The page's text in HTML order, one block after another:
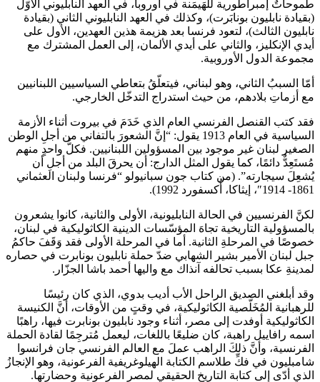
طموحاتٌ إمبراطورية للهَيمَنة في أوروبا، في العهد النابليوني الأوّل
(بقيادة نابليون بونابَرت)، وكذلك في العهد النابليوني الثاني (بقيادة
نابليون الثالث)، لتعود فرنسا بعد هزيمة هذين العهدين، الأول على
أيدي الإنكليز، والثاني على أيدي الألمان، إلى العمل المشترك مع
مجموعة الدول الأوروبية.
أمّا السببُ الثاني، وهو لبناني، فيتعلّقُ بتعاطي السياسيين اللبنانيين
مع أزماتِ بلادهم، من حيث استدراج التدخّل الخارجي.
فقد كتب القنصل الفرنسي العام الذي خَدَمَ في بيروت أثناء الأزمة
السياسية في العام 1913 يقول: “إنَّ الشعورَ بالتفاني من أجلِ الوطن
الصغير لبنان غير موجود بين المسؤولين اللبنانيين. فكلُّ واحدٍ منهم
مُستَعِدٌّ دائمًا، كما يقول المثل الدارج: أن يحرقَ البلد من أجلِ أن
يُشعِلَ سيجارته”. (من كتاب جون سبانيولو “فرنسا ولبنان العثماني
1861- 1914″، إيثاكا، أُكسفورد 1992).
لكنَّ الفرنسيين في الحالة النابليونية، الأولى والثانية، كانوا يشعرون
بالمسؤولية التاريخية تجاهَ المؤسّسات الدينية الكاثوليكية في لبنان،
خصوصًا في المرحلةِ الثانية. أما في المرحلة الأولى فقد وَقَفَ حاكمُ
جبل لبنان الأمير بشير الشهابي ضدّ حملة نابليون بونابرت في حصاره
لمدينةِ عكا بسبب تحالفه آنذاك مع واليها أحمد باشا الجزّار.
وقد أبلغني الصديق الراحل الأب أديب بدوي، الذي كان رئيسًا
للرهبانية المُخَلّصية الكاثوليكية، في وقتٍ من الأوقات، أنَّ الكنيسة
الكاثوليكية أوفدت إلى مصر، أثناء وجود نابليون بونابرت فيها، راهبًا
اسمه رافاييل راهبة، كان ضليعًا باللغات، ليعمل مُترجِمًا لقادة الحملة
الفرنسية، وأنَّ ذلكَ الراهب عملَ مع العالم الفرنسي جان فرانسوا
شامبليون في فكِّ طلاسم الكتابة الهيلوغريفية الفرعونية، وهو الإنجازُ
الذي أدّى إلى كتابة التاريخ الحقيقي لمصر الفرعونية وحضارتها.